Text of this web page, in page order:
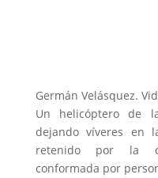
Germán Velásquez.
Un helicóptero de
dejando víveres en
retenido por la
conformada por